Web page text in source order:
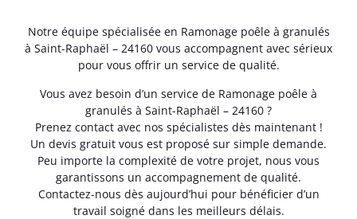
Notre équipe spécialisée en Ramonage poêle à granulés
à Saint-Raphaël – 24160 vous accompagnent avec sérieux
pour vous offrir un service de qualité.
Vous avez besoin d’un service de Ramonage poêle à
granulés à Saint-Raphaël – 24160 ?
Prenez contact avec nos spécialistes dès maintenant !
Un devis gratuit vous est proposé sur simple demande.
Peu importe la complexité de votre projet, nous vous
garantissons un accompagnement de qualité.
Contactez-nous dès aujourd’hui pour bénéficier d’un
travail soigné dans les meilleurs délais.